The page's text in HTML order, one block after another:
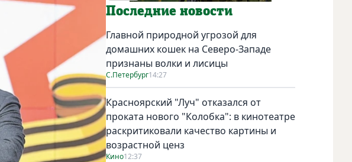
Социальная реклама
Последние новости
Главной природной угрозой для
домашних кошек на Северо-Западе
признаны волки и лисицы
С.Петербург14:27
Красноярский "Луч" отказался от
проката нового "Колобка": в кинотеатре
раскритиковали качество картины и
возрастной ценз
Кино12:37